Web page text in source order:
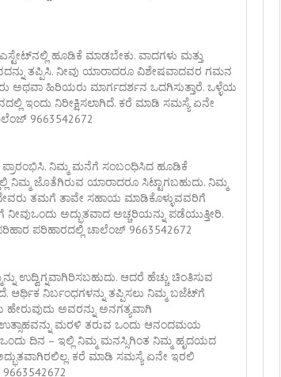
ಹೂಡಿಕೆ ಮಾಡಬೇಕು. ವಾದಗಳು ಮತ್ತು
ತಪ್ಪಿಸಿ. ನೀವು ಯಾರಾದರೂ ವಿಶೇಷವಾದವರ ಗಮನ
ಅಥವಾ ಹಿರಿಯರು ಮಾರ್ಗದರ್ಶನ ಒದಗಿಸುತ್ತಾರೆ. ಒಳ್ಳೆಯ
ಇಂದು ನಿರೀಕ್ಷಿಸಲಾಗಿದೆ. ಕರೆ ಮಾಡಿ ಸಮಸ್ಯೆ ಏನೇ
9663542672
ಪ್ರಾರಂಭಿಸಿ. ನಿಮ್ಮ ಮನೆಗೆ ಸಂಬಂಧಿಸಿದ ಹೂಡಿಕೆ
ನಿಮ್ಮ ಜೊತೆಗಿರುವ ಯಾರಾದರೂ ಸಿಟ್ಟಾಗಬಹುದು. ನಿಮ್ಮ
ದೇವರು ತಮಗೆ ತಾವೇ ಸಹಾಯ ಮಾಡಿಕೊಳ್ಳುವವರಿಗೆ
ಅದ್ಭುತವಾದ ಅಚ್ಚರಿಯನ್ನು ಪಡೆಯುತ್ತೀರಿ.
ಪರಿಹಾರದಲ್ಲಿ ಚಾಲೆಂಜ್ 9663542672
ಉದ್ವಿಗ್ನವಾಗಿರಿಸಬಹುದು. ಆದರೆ ಹೆಚ್ಚು ಚಿಂತಿಸುವ
ಆರ್ಥಿಕ ನಿರ್ಬಂಧಗಳನ್ನು ತಪ್ಪಿಸಲು ನಿಮ್ಮ ಬಜೆಟ್‌ಗೆ
ಅವರನ್ನು ಅನಗತ್ಯವಾಗಿ
ಉತ್ಸಾಹವನ್ನು ಮರಳಿ ತರುವ ಒಂದು ಆನಂದಮಯ
ದಿನ – ಇಲ್ಲಿ ನಿಮ್ಮ ಮನಸ್ಸಿಗಿಂತ ನಿಮ್ಮ ಹೃದಯದ
ಕರೆ ಮಾಡಿ ಸಮಸ್ಯೆ ಏನೇ ಇರಲಿ